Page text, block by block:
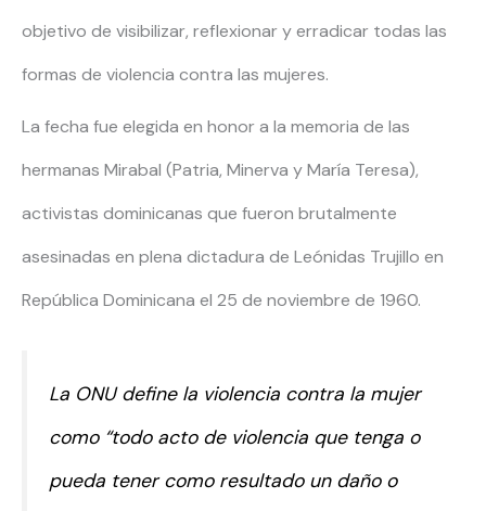
objetivo de visibilizar, reflexionar y erradicar todas las
formas de violencia contra las mujeres.
La fecha fue elegida en honor a la memoria de las
hermanas Mirabal (Patria, Minerva y María Teresa),
activistas dominicanas que fueron brutalmente
asesinadas en plena dictadura de Leónidas Trujillo en
República Dominicana el 25 de noviembre de 1960.
La ONU define la violencia contra la mujer
como “todo acto de violencia que tenga o
pueda tener como resultado un daño o